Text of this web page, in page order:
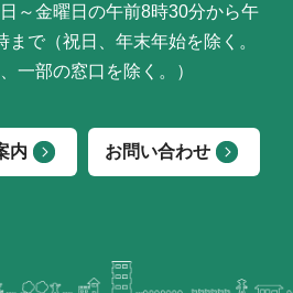
～金曜日の午前8時30分から午
まで（祝日、年末年始を除く。
一部の窓口を除く。）
内 お問い合わせ